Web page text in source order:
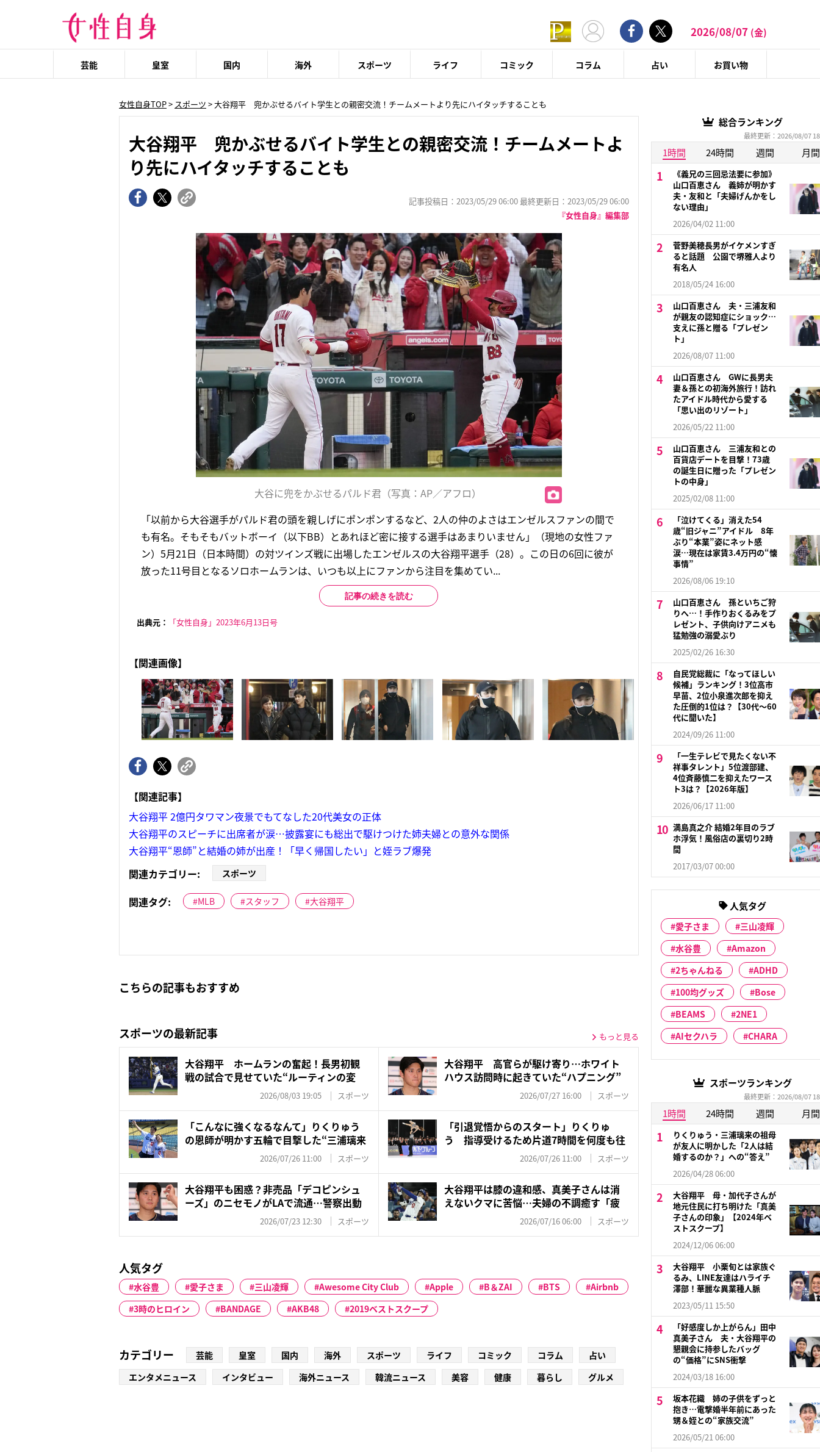
2026/08/07 (金)
芸能 皇室 国内 海外 スポーツ ライフ コミック コラム 占い お買い物
女性自身TOP> スポーツ > 大谷翔平 兜かぶせるバイト学生との親密交流！チームメートより先にハイタッチすることも
大谷翔平 兜かぶせるバイト学生との親密交流！チームメートよ
り先にハイタッチすることも
記事投稿日：2023/05/29 06:00 最終更新日：2023/05/29 06:00
『女性自身』編集部
大谷に兜をかぶせるパルド君（写真：AP／アフロ）
「以前から大谷選手がパルド君の頭を親しげにポンポンするなど、2人の仲のよさはエンゼルスファンの間で
も有名。そもそもバットボーイ（以下BB）とあれほど密に接する選手はあまりいません」（現地の女性ファ
ン）5月21日（日本時間）の対ツインズ戦に出場したエンゼルスの大谷翔平選手（28）。この日の6回に彼が
放った11号目となるソロホームランは、いつも以上にファンから注目を集めてい...
記事の続きを読む
出典元： 「女性自身」2023年6月13日号
【関連画像】
【関連記事】
大谷翔平 2億円タワマン夜景でもてなした20代美女の正体
大谷翔平のスピーチに出席者が涙…披露宴にも総出で駆けつけた姉夫婦との意外な関係
大谷翔平“恩師”と結婚の姉が出産！「早く帰国したい」と姪ラブ爆発
関連カテゴリー:
スポーツ
関連タグ: MLB スタッフ 大谷翔平
こちらの記事もおすすめ
スポーツの最新記事 もっと見る
大谷翔平 ホームランの奮起！長男初観
戦の試合で見せていた“ルーティンの変
2026/08/03 19:05 スポーツ
大谷翔平 高官らが駆け寄り…ホワイト
ハウス訪問時に起きていた“ハプニング”
2026/07/27 16:00 スポーツ
「こんなに強くなるなんて」りくりゅう
の恩師が明かす五輪で目撃した“三浦璃来
2026/07/26 11:00 スポーツ
「引退覚悟からのスタート」りくりゅ
う 指導受けるため片道7時間を何度も往
2026/07/26 11:00 スポーツ
大谷翔平も困惑？非売品「デコピンシュ
ーズ」のニセモノがLAで流通…警察出動
2026/07/23 12:30 スポーツ
大谷翔平は膝の違和感、真美子さんは消
えないクマに苦悩…夫婦の不調癒す「疲
2026/07/16 06:00 スポーツ
人気タグ
水谷豊 愛子さま 三山凌輝 Awesome City Club Apple B＆ZAI BTS
Airbnb
3時のヒロイン
BANDAGE AKB48 2019ベストスクープ
カテゴリー 芸能 皇室 国内 海外 スポーツ ライフ コミック コラム
占い
エンタメニュース
インタビュー 海外ニュース 韓流ニュース 美容 健康 暮らし グルメ
総合ランキング
最終更新：2026/08/07
1時間 24時間 週間 月間
《義兄の三回忌法要に参加》
山口百恵さん 義姉が明かす
夫・友和と「夫婦げんかをし
ない理由」
2026/04/02 11:00
菅野美穂長男がイケメンすぎ
ると話題 公園で堺雅人より
有名人
2018/05/24 16:00
山口百恵さん 夫・三浦友和
が親友の認知症にショック…
支えに孫と贈る「プレゼン
ト」
2026/08/07 11:00
山口百恵さん GWに長男夫
妻＆孫との初海外旅行！訪れ
たアイドル時代から愛する
「思い出のリゾート」
2026/05/22 11:00
山口百恵さん 三浦友和との
百貨店デートを目撃！73歳
の誕生日に贈った「プレゼン
トの中身」
2025/02/08 11:00
「泣けてくる」消えた54
歳“旧ジャニ”アイドル 8年
ぶり“本業”姿にネット感
涙…現在は家賃3.4万円の“懐
事情”
2026/08/06 19:10
山口百恵さん 孫といちご狩
りへ…！手作りおくるみをプ
レゼント、子供向けアニメも
猛勉強の溺愛ぶり
2025/02/26 16:30
自民党総裁に「なってほしい
候補」ランキング！3位高市
早苗、2位小泉進次郎を抑え
た圧倒的1位は？【30代〜60
代に聞いた】
2024/09/26 11:00
「一生テレビで見たくない不
祥事タレント」5位渡部建、
4位斉藤慎二を抑えたワース
ト3は？【2026年版】
2026/06/17 11:00
満島真之介 結婚2年目のラブ
ホ浮気！風俗店の裏切り2時
間
2017/03/07 00:00
人気タグ
愛子さま
三山凌輝
水谷豊
Amazon
2ちゃんねる
ADHD
100均グッズ
Bose
BEAMS
2NE1
AIセクハラ
CHARA
スポーツランキング
最終更新：2026/08/07
1時間 24時間 週間 月間
りくりゅう・三浦璃来の祖母
が友人に明かした「2人は結
婚するのか？」への“答え”
2026/04/28 06:00
大谷翔平 母・加代子さんが
地元住民に打ち明けた「真美
子さんの印象」【2024年ベ
ストスクープ】
2024/12/06 06:00
大谷翔平 小栗旬とは家族ぐ
るみ、LINE友達はハライチ
澤部！華麗な異業種人脈
2023/05/11 15:50
「好感度しか上がらん」田中
真美子さん 夫・大谷翔平の
懇親会に持参したバッグ
の“価格”にSNS衝撃
2024/03/18 16:00
坂本花織 姉の子供をずっと
抱き…電撃婚半年前にあった
甥＆姪との“家族交流”
2026/05/21 06:00